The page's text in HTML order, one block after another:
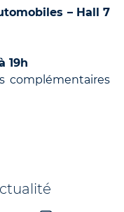
– Hall 7
19h
complémentaires